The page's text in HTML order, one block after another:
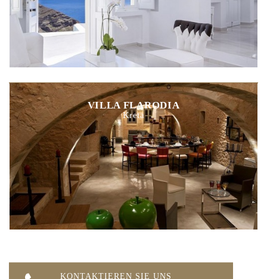
VILLA FLARODIA
Kreta
KONTAKTIEREN SIE UNS